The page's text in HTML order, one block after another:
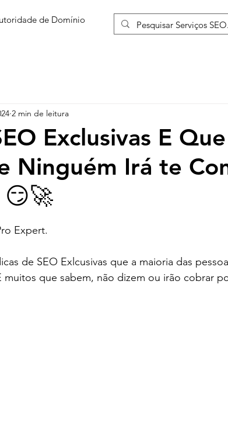
de Domínio More
Exclusivas E Que
Ninguém Irá te
2 min de leitura
Expert.
de SEO Exlcusivas que a maioria das
que sabem, não dizem ou irão cobrar